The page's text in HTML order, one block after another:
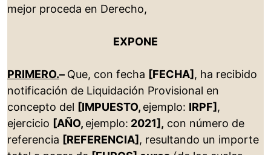
mejor proceda en Derecho,
EXPONE
PRIMERO.– Que, con fecha [FECHA] , ha recibido
notificación de Liquidación Provisional en
concepto del [IMPUESTO, ejemplo: IRPF] ,
ejercicio [AÑO, ejemplo: 2021], con número de
referencia [REFERENCIA] , resultando un importe